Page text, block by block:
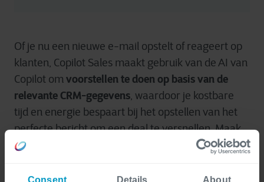
Consent Details About
Of je nu een nieuwe e-mail opstelt of reageert op
klanten, Copilot Sales maakt gebruik van de AI van
Copilot omvoorstellen te doen op basis van de
relevante CRM-gegevens, waardoor je kostbare
tijd en energie bespaart bij het opstellen van het
perfecte bericht om een deal te versnellen. Maak
gebruik van
zie hoe AI inhoudsuggesties genereert die je zo